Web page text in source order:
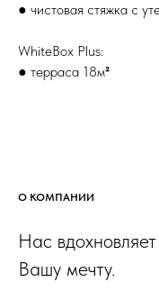
● чистовая стяжка с
WhiteBox Plus:
● терраса 18м²
О КОМПАНИИ
Нас
Вашу мечту.